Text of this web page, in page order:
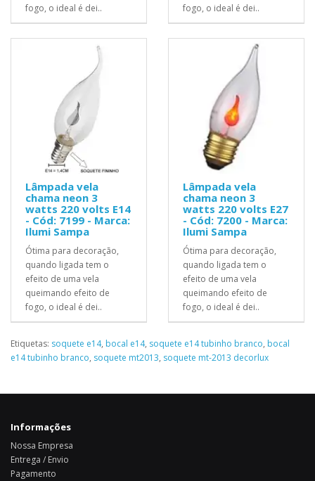
fogo, o ideal é dei.. fogo, o ideal é dei..
Lâmpada vela
chama neon 3
watts 220 volts E14
- Cód: 7199 - Marca:
Ilumi Sampa
Ótima para decoração,
quando ligada tem o
efeito de uma vela
queimando efeito de
fogo, o ideal é dei..
Lâmpada vela
chama neon 3
watts 220 volts E27
- Cód: 7200 - Marca:
Ilumi Sampa
Ótima para decoração,
quando ligada tem o
efeito de uma vela
queimando efeito de
fogo, o ideal é dei..
Etiquetas: soquete e14, bocal e14, soquete e14 tubinho branco, bocal
e14 tubinho branco, soquete mt2013, soquete mt-2013 decorlux
Informações
Nossa Empresa
Entrega / Envio
Pagamento